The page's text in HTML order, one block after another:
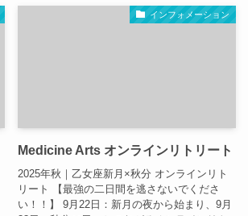
インフォメーション
Medicine Arts オンラインリトリート
2025年秋｜乙女座新月×秋分 オンラインリト
リート 【最強の二日間を逃さないでくださ
い！！】 9月22日：新月の夜から始まり、9月